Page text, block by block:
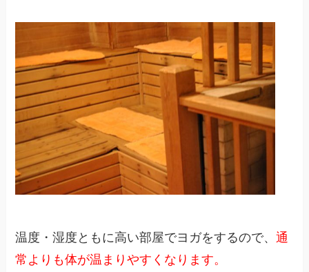
温度・湿度ともに高い部屋でヨガをするので、通
常よりも体が温まりやすくなります。